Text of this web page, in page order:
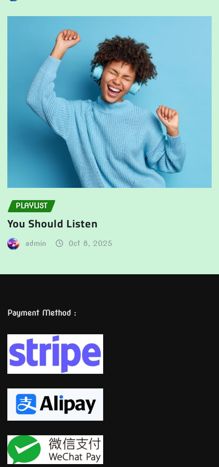
PLAYLIST
You Should Listen
admin Oct 8, 2025
Payment Method :